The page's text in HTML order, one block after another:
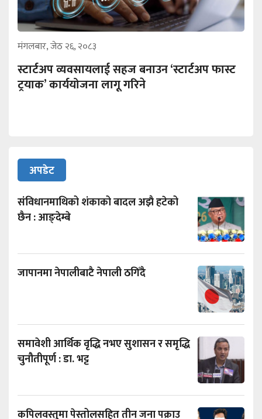
मंगलबार, जेठ २६, २०८३
स्टार्टअप व्यवसायलाई सहज बनाउन ‘स्टार्टअप फास्ट
ट्रयाक’ कार्ययोजना लागू गरिने
अपडेट
संविधानमाथिको शंकाको बादल अझै हटेको
छैन : आङ्देम्बे
जापानमा नेपालीबाटै नेपाली ठगिँदै
समावेशी आर्थिक वृद्धि नभए सुशासन र समृद्धि
चुनौतीपूर्ण : डा. भट्ट
कपिलवस्तुमा पेस्तोलसहित तीन जना पक्राउ